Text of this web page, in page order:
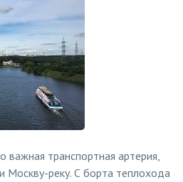
транспортная артерия,
Москву-реку. С борта теплохода